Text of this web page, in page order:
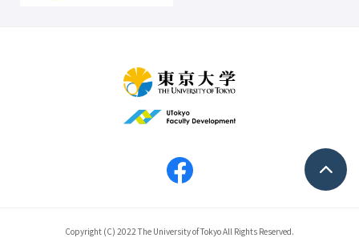
Copyright (C) 2022 The University of Tokyo All Rights Reserved.